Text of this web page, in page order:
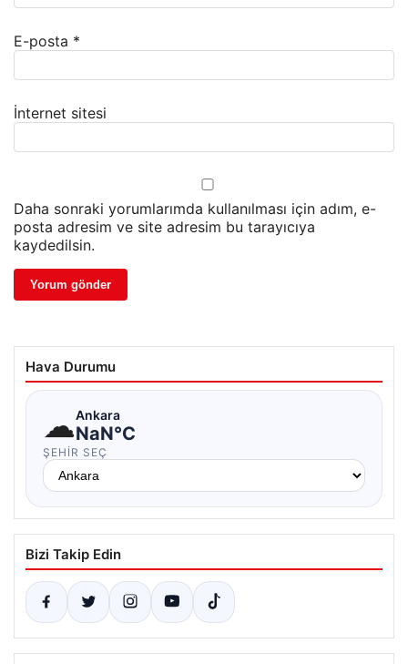
E-posta *
İnternet sitesi
Daha sonraki yorumlarımda kullanılması için adım, e-
posta adresim ve site adresim bu tarayıcıya
kaydedilsin.
Hava Durumu
☁Ankara
NaN°C
ŞEHIR SEÇ
Bizi Takip Edin